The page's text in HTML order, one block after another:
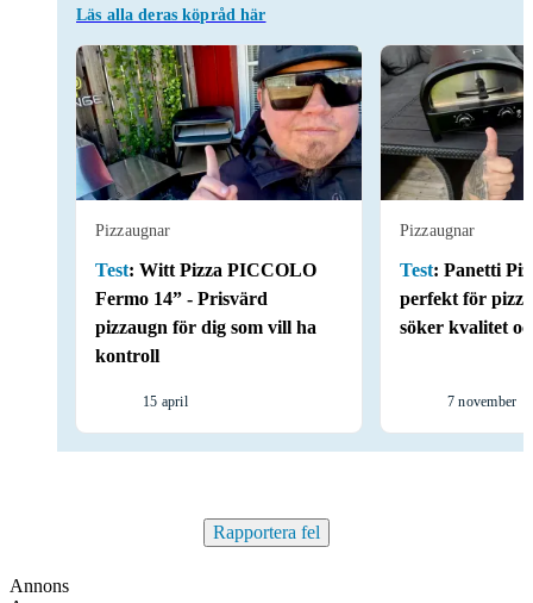
Läs alla deras köpråd här
Pizzaugnar
Test: Witt Pizza PICCOLO
Fermo 14” - Prisvärd
pizzaugn för dig som vill ha
kontroll
15 april
Pizzaugnar
Test: Panetti
perfekt för
söker kvalitet
7 november
Rapportera fel
Annons